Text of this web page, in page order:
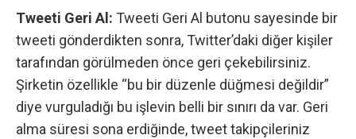
Tweeti Geri Al: Tweeti Geri Al butonu sayesinde bir
tweeti gönderdikten sonra, Twitter’daki diğer kişiler
tarafından görülmeden önce geri çekebilirsiniz.
Şirketin özellikle “bu bir düzenle düğmesi değildir”
diye vurguladığı bu işlevin belli bir sınırı da var. Geri
alma süresi sona erdiğinde, tweet takipçileriniz